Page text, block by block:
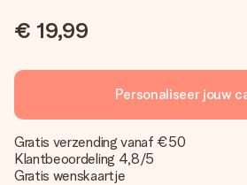
€ 19,99
Personaliseer jouw
Gratis verzending vanaf €50
Klantbeoordeling 4,8/5
Gratis wenskaartje